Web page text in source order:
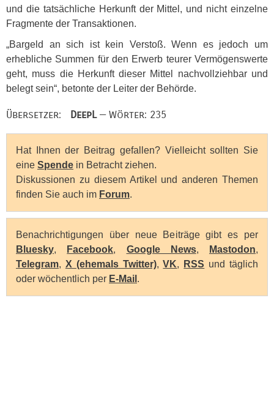
und die tatsächliche Herkunft der Mittel, und nicht einzelne
Fragmente der Transaktionen.
„Bargeld an sich ist kein Verstoß. Wenn es jedoch um
erhebliche Summen für den Erwerb teurer Vermögenswerte
geht, muss die Herkunft dieser Mittel nachvollziehbar und
belegt sein“, betonte der Leiter der Behörde.
Übersetzer: DeepL— Wörter: 235
Hat Ihnen der Beitrag gefallen? Vielleicht sollten Sie
eine Spende in Betracht ziehen.
Diskussionen zu diesem Artikel und anderen Themen
finden Sie auch im Forum.
Benachrichtigungen über neue Beiträge gibt es per
Bluesky, Facebook, Google News, Mastodon,
Telegram, X (ehemals Twitter),VK, RSS und täglich
oder wöchentlich per E-Mail .